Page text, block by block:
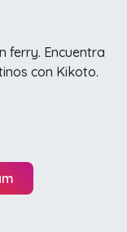
ferry. Encuentra
con Kikoto.